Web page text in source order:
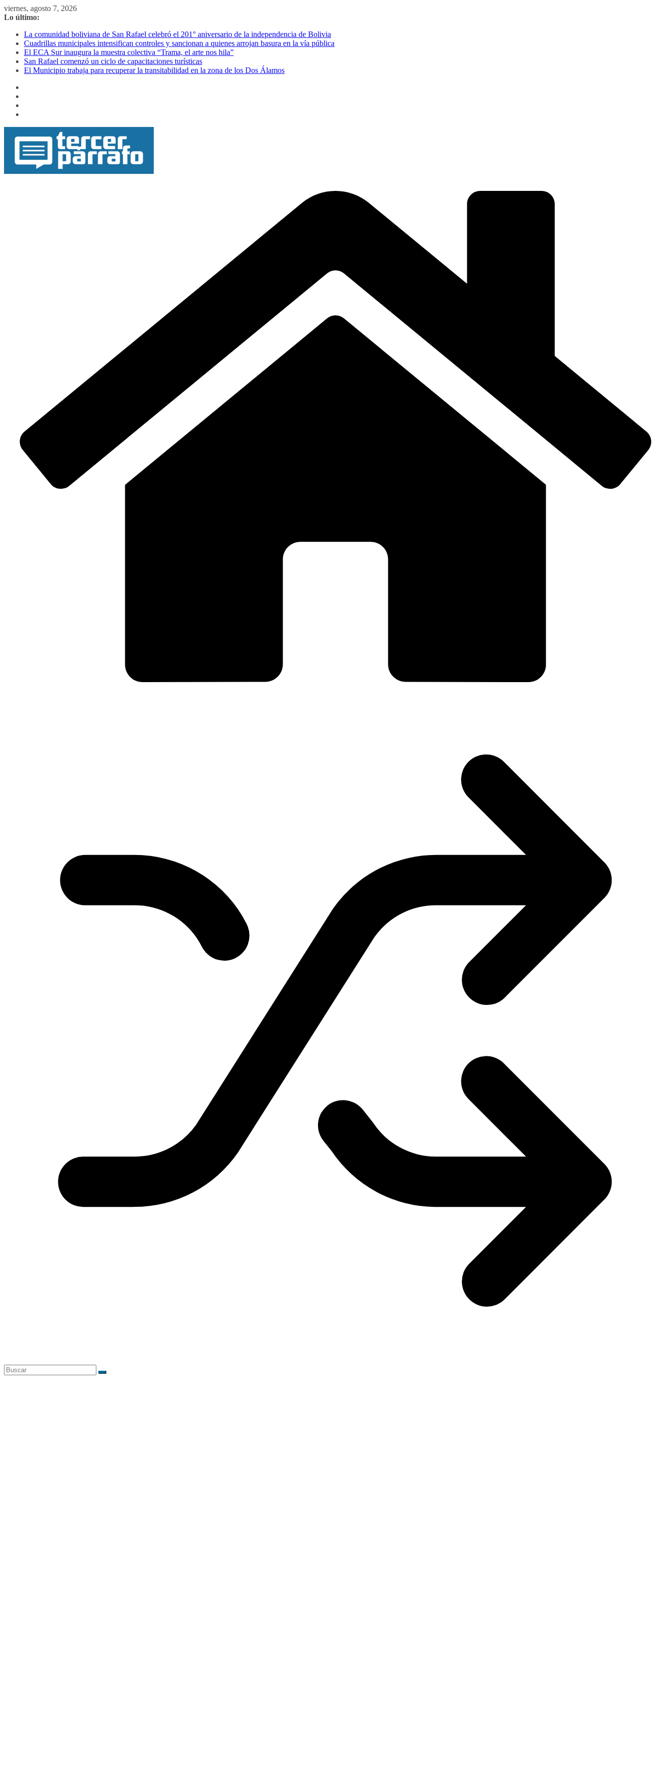
Saltar
al
viernes, agosto 7, 2026
Lo último:
La comunidad boliviana de San Rafael celebró el 201° aniversario de la independencia de Bolivia
Cuadrillas municipales intensifican controles y sancionan a quienes arrojan basura en la vía pública
El ECA Sur inaugura la muestra colectiva “Trama, el arte nos hila”
San Rafael comenzó un ciclo de capacitaciones turísticas
El Municipio trabaja para recuperar la transitabilidad en la zona de los Dos Álamos